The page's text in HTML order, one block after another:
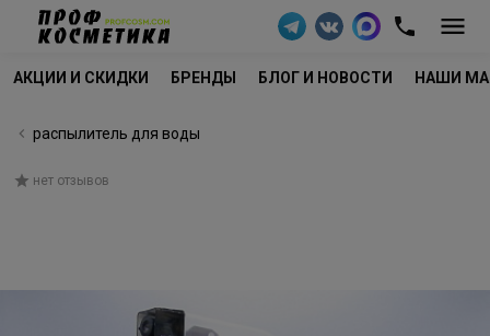
АКЦИИ И СКИДКИ БРЕНДЫ БЛОГ И НОВОСТИ НАШИ
распылитель для воды
нет отзывов